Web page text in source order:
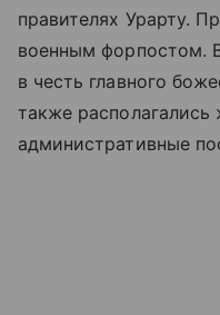
правителях Урарту.
военным форпостом.
в честь главного
также
административные